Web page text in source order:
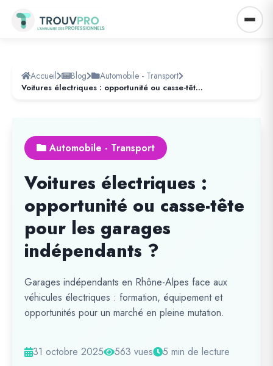
Accueil Blog Automobile - Transport
Voitures électriques : opportunité ou casse-tête pour les garages indépendants ?
Automobile - Transport
Voitures électriques :
opportunité ou casse-tête
pour les garages
indépendants ?
Garages indépendants en Rhône-Alpes face aux
véhicules électriques : formation, équipement et
opportunités pour un marché en pleine mutation.
31 octobre 2025 563 vues 5 min de lecture